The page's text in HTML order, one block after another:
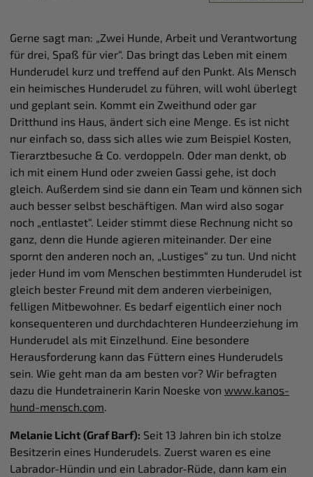
Gerne sagt man: „Zwei Hunde, Arbeit und Verantwortung
für drei, Spaß für vier“. Das bringt das Leben mit einem
Hunderudel kurz und treffend auf den Punkt. Als Mensch
ein heimisches Hunderudel zu führen, will wohl überlegt
und geplant sein. Kommt ein Zweithund oder gar
Dritthund ins Haus, ändert sich eine Menge. Es ist nicht
nur einfach so, dass sich alles wie zum Beispiel Kosten,
Tierarztbesuche & Co. verdoppeln. Oder man denkt, ob
ich mit einem Hund oder zweien Gassi gehe, ist doch
gleich. Außerdem sind sie dann ein Team und können sich
auch besser selbst beschäftigen. Man wird also sogar
noch „entlastet“. Leider stimmt diese Rechnung nicht so
ganz, denn die Hunde agieren miteinander. Der eine
spornt den anderen noch an, „Lustiges“ zu tun. Und nicht
jeder Hund im vom Menschen bestimmten Hunderudel ist
gleich bester Freund mit dem anderen vierbeinigen,
felligen Mitbewohner. Es bedarf eigentlich einer noch
konsequenteren und durchdachteren Hundeerziehung im
Hunderudel als mit Einzelhund. Eine besondere
Herausforderung kann das Füttern eines Hunderudels
sein. Wie geht man da am besten vor? Wir befragten
dazu die Hundetrainerin Karin Noeske von www.kanos-
hund-mensch.com
Melanie Licht (Graf Barf): Seit 13 Jahren bin ich stolze
Besitzerin eines Hunderudels. Zuerst waren es eine
Labrador-Hündin und ein Labrador-Rüde, dann kam ein